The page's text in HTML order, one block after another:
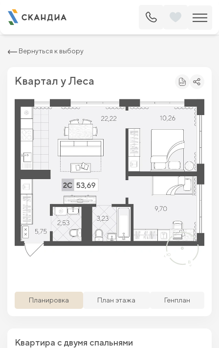
Вернуться к выбору
Квартал у Леса
Планировка План этажа Генплан
Квартира c двумя спальнями
Квартира c двумя спальнями 53.69 м
7 792 400 ₽8 855 000 ₽